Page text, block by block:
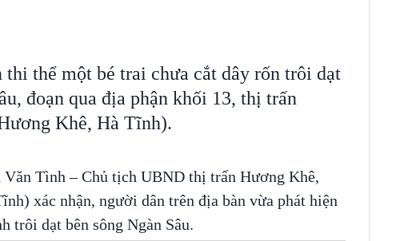
thể một bé trai chưa cắt dây rốn trôi dạt
đoạn qua địa phận khối 13, thị trấn
Khê, Hà Tĩnh).
Văn Tình – Chủ tịch UBND thị trấn Hương Khê,
xác nhận, người dân trên địa bàn vừa phát hiện
trôi dạt bên sông Ngàn Sâu.